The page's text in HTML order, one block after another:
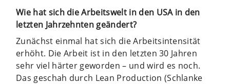
Wie hat sich die Arbeitswelt in den USA in den
letzten Jahrzehnten geändert?
Zunächst einmal hat sich die Arbeitsintensität
erhöht. Die Arbeit ist in den letzten 30 Jahren
sehr viel härter geworden – und wird es noch.
Das geschah durch Lean Production (Schlanke